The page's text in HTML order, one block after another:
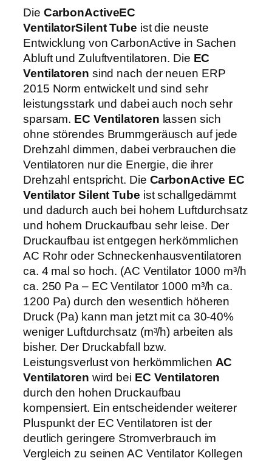
0
€
l
e
n
T
u
b
e
5
0
0
m
³
/
h
2
0
0
m
m
8
2
0
P
a
M
e
n
g
e
Die CarbonActiveEC
VentilatorSilent Tube ist die neuste
Entwicklung von CarbonActive in Sachen
Abluft und Zuluftventilatoren. Die EC
Ventilatoren sind nach der neuen ERP
2015 Norm entwickelt und sind sehr
leistungsstark und dabei auch noch sehr
sparsam. EC Ventilatoren lassen sich
ohne störendes Brummgeräusch auf jede
Drehzahl dimmen, dabei verbrauchen die
Ventilatoren nur die Energie, die ihrer
Drehzahl entspricht. Die CarbonActive EC
Ventilator Silent Tube ist schallgedämmt
und dadurch auch bei hohem Luftdurchsatz
und hohem Druckaufbau sehr leise. Der
Druckaufbau ist entgegen herkömmlichen
AC Rohr oder Schneckenhausventilatoren
ca. 4 mal so hoch. (AC Ventilator 1000 m³/h
ca. 250 Pa – EC Ventilator 1000 m³/h ca.
1200 Pa) durch den wesentlich höheren
Druck (Pa) kann man jetzt mit ca 30-40%
weniger Luftdurchsatz (m³/h) arbeiten als
bisher. Der Druckabfall bzw.
Leistungsverlust von herkömmlichen AC
Ventilatoren wird bei EC Ventilatoren
durch den hohen Druckaufbau
kompensiert. Ein entscheidender weiterer
Pluspunkt der EC Ventilatoren ist der
deutlich geringere Stromverbrauch im
Vergleich zu seinen AC Ventilator Kollegen